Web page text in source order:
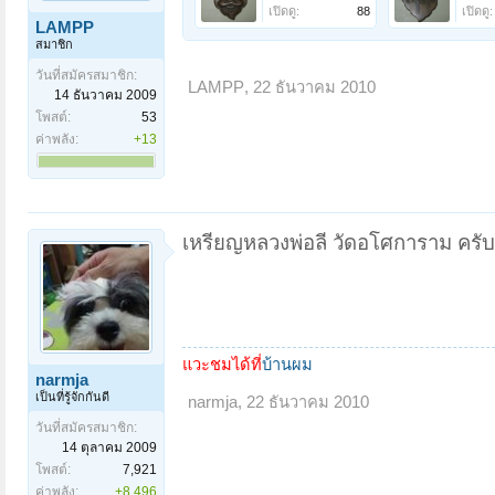
LAMPP
สมาชิก
วันที่สมัครสมาชิก:
14 ธันวาคม 2009
โพสต์:
53
ค่าพลัง:
+13
เปิดดู:
88
เปิดดู:
LAMPP, 22 ธันวาคม 2010
narmja
เป็นที่รู้จักกันดี
วันที่สมัครสมาชิก:
14 ตุลาคม 2009
โพสต์:
7,921
ค่าพลัง:
+8,496
เหรียญหลวงพ่อลี วัดอโศการาม ครั
แวะชมได้ที่บ้านผม
narmja, 22 ธันวาคม 2010